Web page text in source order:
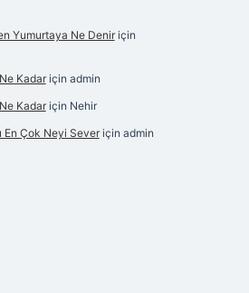
Yumurtaya Ne Deniriçin
Kadariçin admin
Kadariçin Nehir
En Çok Neyi Severiçin admin